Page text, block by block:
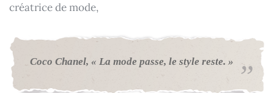
créatrice de mode,
Coco Chanel, « La mode passe, le style reste. »